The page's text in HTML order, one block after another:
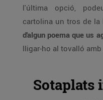
l'última opció,
cartolina un tros de la
d'algun poema que us
lligar-ho al tovalló
Sotaplats